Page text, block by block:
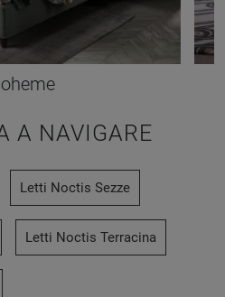
A NAVIGARE
Letti Noctis Sezze
Letti Noctis Terracina